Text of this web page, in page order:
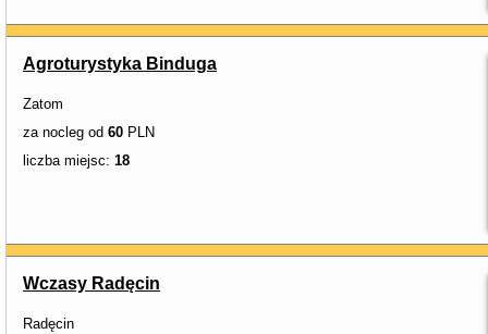
Agroturystyka Binduga
Zatom
za nocleg od 60 PLN
liczba miejsc: 18
Wczasy Radęcin
Radęcin